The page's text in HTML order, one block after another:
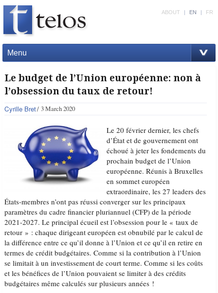
Menu
ABOUT | EN | FR
Le budget de l’Union européenne: non à
l’obsession du taux de retour!
Cyrille Bret 3 March 2020
Le 20 février dernier, les chefs
d’État et de gouvernement ont
échoué à jeter les fondements du
prochain budget de l’Union
européenne. Réunis à Bruxelles
en sommet européen
extraordinaire, les 27 leaders des
États-membres n’ont pas réussi converger sur les principaux
paramètres du cadre financier pluriannuel (CFP) de la période
2021-2027. Le principal écueil est l’obsession pour le « taux de
retour » : chaque dirigeant européen est obnubilé par le calcul de
la différence entre ce qu’il donne à l’Union et ce qu’il en retire en
termes de crédit budgétaires. Comme si la contribution à l’Union
se limitait à un investissement de court terme. Comme si les coûts
et les bénéfices de l’Union pouvaient se limiter à des crédits
budgétaires même calculés sur plusieurs années !